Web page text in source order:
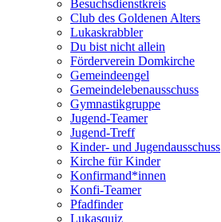
Besuchsdienstkreis
Club des Goldenen Alters
Lukaskrabbler
Du bist nicht allein
Förderverein Domkirche
Gemeindeengel
Gemeindelebenausschuss
Gymnastikgruppe
Jugend-Teamer
Jugend-Treff
Kinder- und Jugendausschuss
Kirche für Kinder
Konfirmand*innen
Konfi-Teamer
Pfadfinder
Lukasquiz